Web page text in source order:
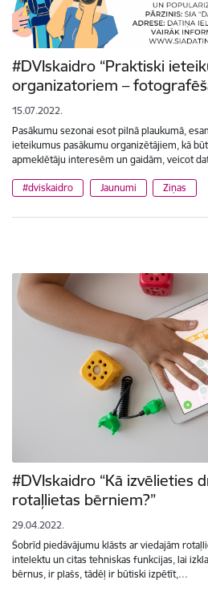
#DVIskaidro “Praktiski
organizatoriem –
15.07.2022.
Pasākumu sezonai esot pilnā plaukumā,
ieteikumus pasākumu organizētājiem, kā
apmeklētāju interesēm un gaidām, veicot
#dviskaidro Jaunumi Ziņas
#DVIskaidro “Kā izvēlieties
rotaļlietas bērniem?”
29.04.2022.
Šobrīd piedāvājumu klāsts ar viedajām
intelektu un citas tehniskas funkcijas, lai
bērnus, ir plašs, tādēļ ir būtiski izpētīt,…